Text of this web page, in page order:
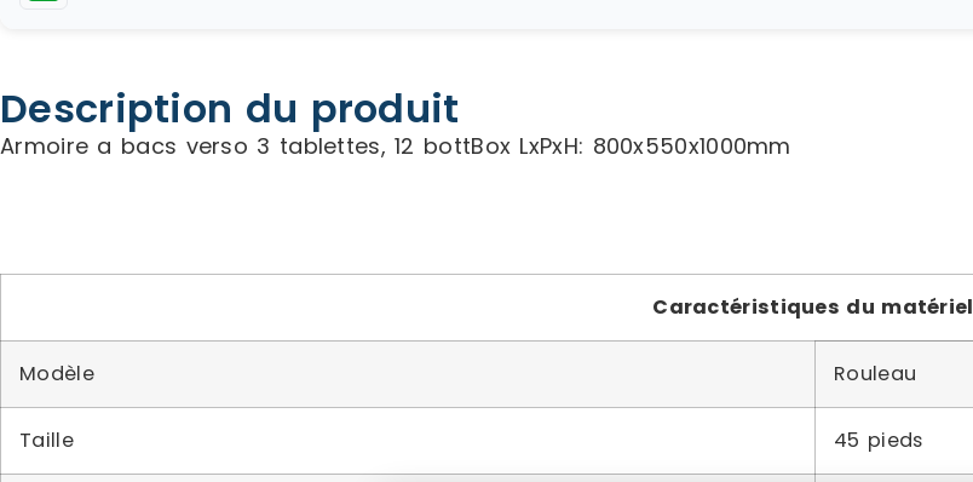
Description du produit
Armoire a bacs verso 3 tablettes, 12 bottBox LxPxH: 800x550x1000mm
Caractéristiques du matériel
Modèle Rouleau
Taille 45 pieds